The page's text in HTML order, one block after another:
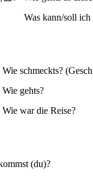
Was kann/soll ich
Wie schmeckts?
Wie gehts?
Wie war die Reise?
(du)?